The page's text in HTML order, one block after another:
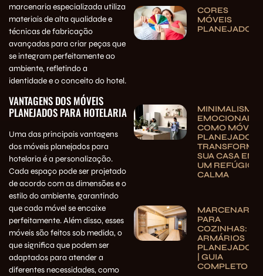
marcenaria especializada utiliza
materiais de alta qualidade e
técnicas de fabricação
avançadas para criar peças que
se integram perfeitamente ao
ambiente, refletindo a
identidade e o conceito do hotel.
VANTAGENS DOS MÓVEIS
PLANEJADOS PARA HOTELARIA
Uma das principais vantagens
dos móveis planejados para
hotelaria é a personalização.
Cada espaço pode ser projetado
de acordo com as dimensões e o
estilo do ambiente, garantindo
que cada móvel se encaixe
perfeitamente. Além disso, esses
móveis são feitos sob medida, o
que significa que podem ser
adaptados para atender a
diferentes necessidades, como
CORES
MÓVEIS
PLANEJADOS
MINIMALISMO
EMOCIONAL:
COMO MÓVEIS
PLANEJADOS
SUA CASA EM
UM REFÚGIO
CALMA
MARCENARIA
PARA
COZINHAS:
ARMÁRIOS
PLANEJADOS
| GUIA
COMPLETO